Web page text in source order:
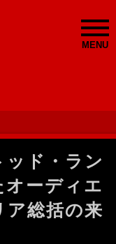
MENU
ッド・ラン
オーディエ
ア総括の来